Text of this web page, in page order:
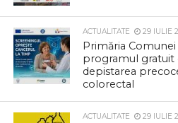
ACTUALITATE 29 IULIE
Primăria
programul gratuit
depistarea
colorectal
ACTUALITATE 29 IULIE